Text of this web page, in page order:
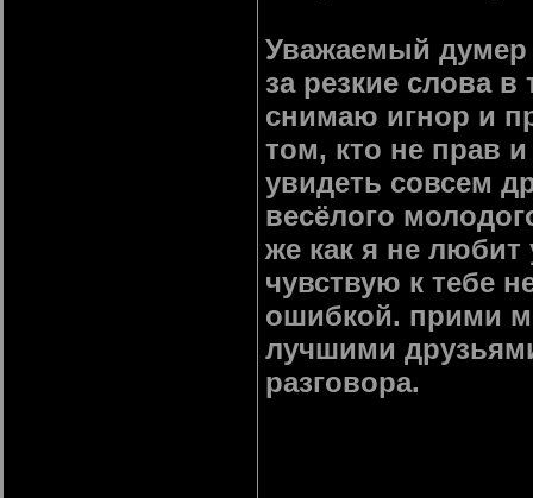
Уважаемый думер
за резкие слова
снимаю игнор и
том, кто не прав
увидеть совсем
весёлого
же как я не любит
чувствую к тебе
ошибкой. прими
лучшими
разговора.